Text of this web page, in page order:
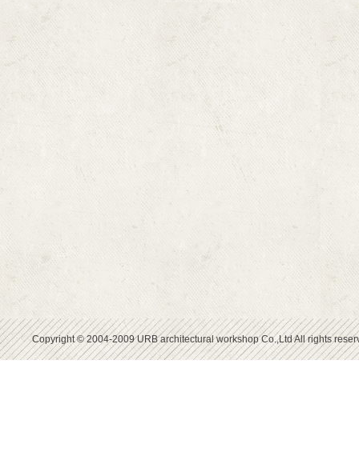
Copyright © 2004-2009 URB architectural workshop Co.,Ltd All rights